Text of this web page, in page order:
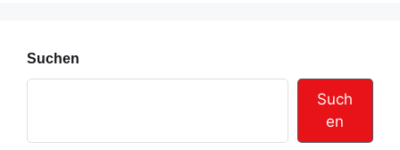
Suchen
Such
en